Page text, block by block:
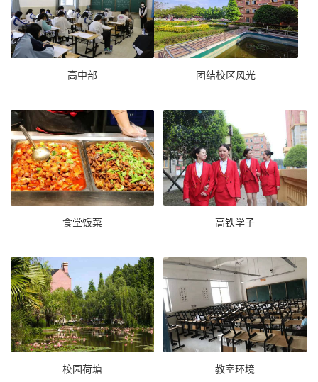
高中部 团结校区风光
食堂饭菜 高铁学子
校园荷塘 教室环境